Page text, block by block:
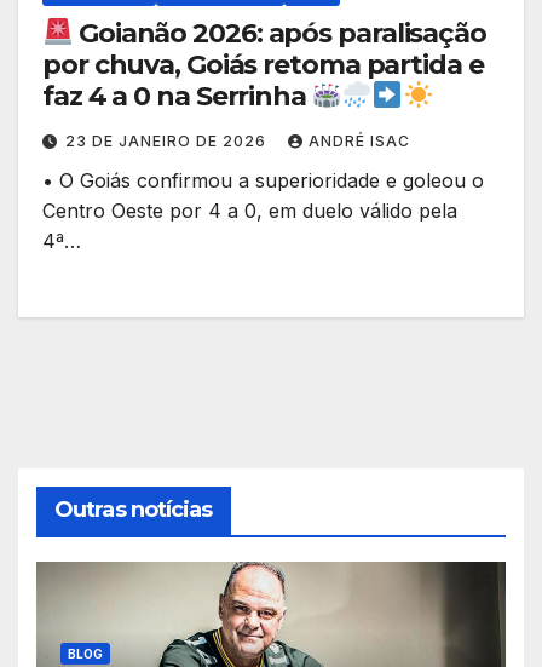
Goianão 2026: após paralisação
por chuva, Goiás retoma partida e
faz 4 a 0 na Serrinha
23 DE JANEIRO DE 2026 ANDRÉ ISAC
• O Goiás confirmou a superioridade e goleou o
Centro Oeste por 4 a 0, em duelo válido pela
4ª…
Outras notícias
BLOG